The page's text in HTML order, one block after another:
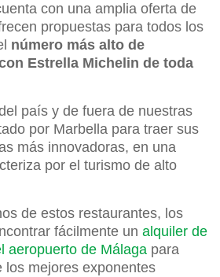
con una amplia oferta de
propuestas para todos los
número más alto de
Estrella Michelin de toda
país y de fuera de nuestras
por Marbella para traer sus
más innovadoras, en una
por el turismo de alto
de estos restaurantes, los
fácilmente un alquiler de
aeropuerto de Málaga para
los mejores exponentes